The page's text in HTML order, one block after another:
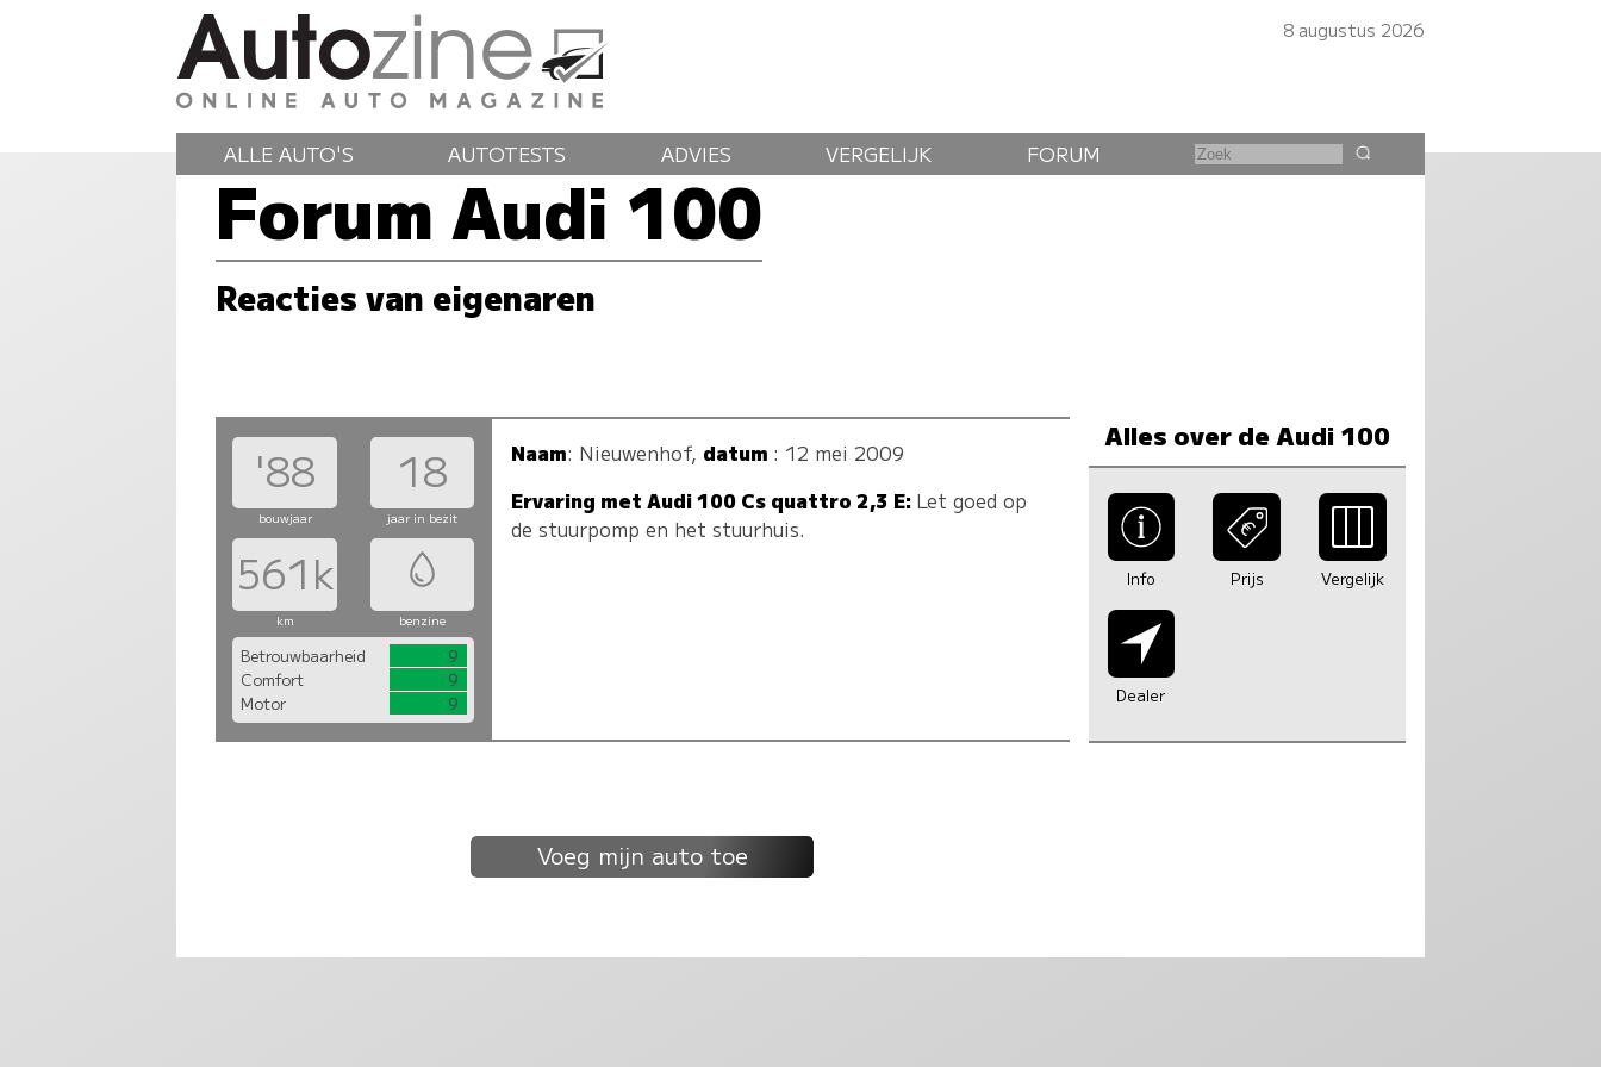
8 augustus 2026
ALLE AUTO'S AUTOTESTS ADVIES VERGELIJK FORUM
Forum Audi 100
Reacties van eigenaren
'88 18
bouwjaar jaar in bezit
561k
km benzine
Betrouwbaarheid
9
Comfort
9
Motor
9
Naam: Nieuwenhof, datum : 12 mei 2009
Ervaring met Audi 100 Cs quattro 2,3 E: Let goed op
de stuurpomp en het stuurhuis.
Voeg mijn auto toe
Alles over de Audi 100
Info Prijs Vergelijk
Dealer